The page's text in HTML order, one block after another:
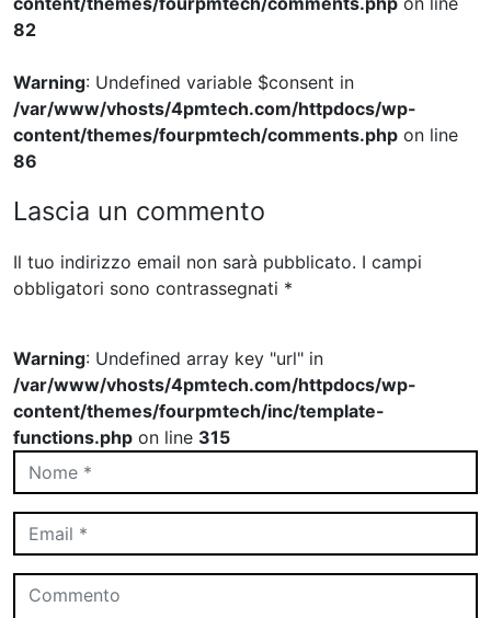
82
Warning: Undefined variable $consent in
/var/www/vhosts/4pmtech.com/httpdocs/wp-
content/themes/fourpmtech/comments.php on line
86
Lascia un commento
Il tuo indirizzo email non sarà pubblicato. I campi
obbligatori sono contrassegnati *
Warning: Undefined array key "url" in
/var/www/vhosts/4pmtech.com/httpdocs/wp-
content/themes/fourpmtech/inc/template-
functions.php on line 315